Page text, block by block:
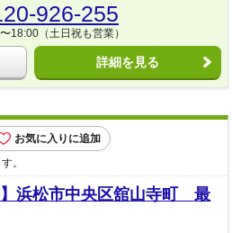
926-255
18:00（土日祝も営業）
詳細を見る
お気に入りに追加
。
】浜松市中央区舘山寺町 最